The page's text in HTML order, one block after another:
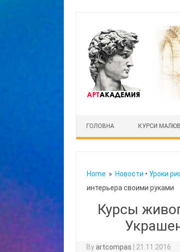
ГОЛОВНА КУРСИ
Home » Новости • Уроки
интерьера своими руками
Курсы
Byartcompas 21.11.2016